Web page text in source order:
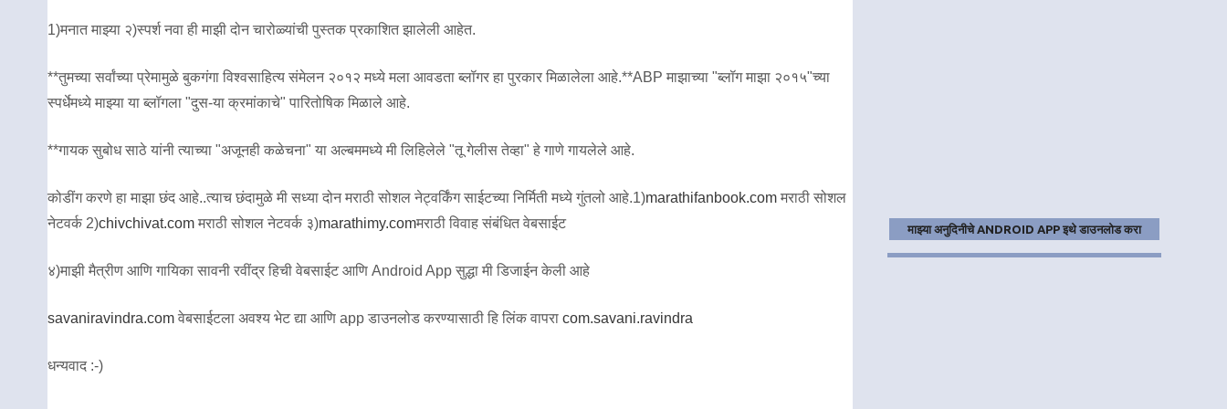
1)मनात माझ्या २)स्पर्श नवा ही माझी दोन चारोळ्यांची पुस्तक प्रकाशित झालेली आहेत.
**तुमच्या सर्वांच्या प्रेमामुळे बुकगंगा विश्वसाहित्य संमेलन २०१२ मध्ये मला आवडता ब्लॉगर हा पुरकार मिळालेला आहे.**ABP माझाच्या "ब्लॉग माझा २०१५"च्या
स्पर्धेमध्ये माझ्या या ब्लॉगला "दुस-या क्रमांकाचे" पारितोषिक मिळाले आहे.
**गायक सुबोध साठे यांनी त्याच्या "अजूनही कळेचना" या अल्बममध्ये मी लिहिलेले "तू गेलीस तेव्हा" हे गाणे गायलेले आहे.
कोडींग करणे हा माझा छंद आहे..त्याच छंदामुळे मी सध्या दोन मराठी सोशल नेट्वर्किंग साईटच्या निर्मिती मध्ये गुंतलो आहे.1)marathifanbook.com मराठी सोशल
नेटवर्क 2)chivchivat.com मराठी सोशल नेटवर्क ३)marathimy.comमराठी विवाह संबंधित वेबसाईट
४)माझी मैत्रीण आणि गायिका सावनी रवींद्र हिची वेबसाईट आणि Android App सुद्धा मी डिजाईन केली आहे
savaniravindra.com वेबसाईटला अवश्य भेट द्या आणि app डाउनलोड करण्यासाठी हि लिंक वापरा com.savani.ravindra
धन्यवाद :-)
माझ्या अनुदिनीचे ANDROID APP इथे डाउनलोड करा